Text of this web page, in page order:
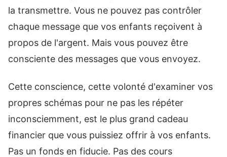
la transmettre. Vous ne pouvez pas contrôler
chaque message que vos enfants reçoivent à
propos de l'argent. Mais vous pouvez être
consciente des messages que vous envoyez.
Cette conscience, cette volonté d'examiner vos
propres schémas pour ne pas les répéter
inconsciemment, est le plus grand cadeau
financier que vous puissiez offrir à vos enfants.
Pas un fonds en fiducie. Pas des cours